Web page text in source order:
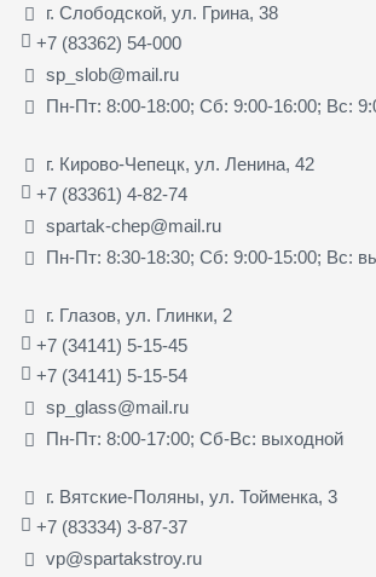
г. Слободской, ул. Грина, 38
+7 (83362) 54-000
sp_slob@mail.ru
Пн-Пт: 8:00-18:00; Сб: 9:00-16:00; Вс:
г. Кирово-Чепецк, ул. Ленина, 42
+7 (83361) 4-82-74
spartak-chep@mail.ru
Пн-Пт: 8:30-18:30; Сб: 9:00-15:00; Вс:
г. Глазов, ул. Глинки, 2
+7 (34141) 5-15-45
+7 (34141) 5-15-54
sp_glass@mail.ru
Пн-Пт: 8:00-17:00; Сб-Вс: выходной
г. Вятские-Поляны, ул. Тойменка, 3
+7 (83334) 3-87-37
vp@spartakstroy.ru